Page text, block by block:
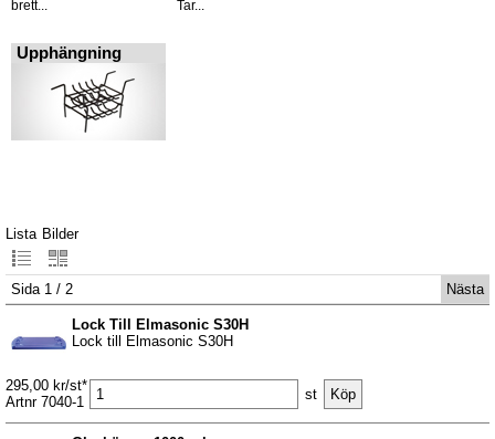
brett...
Tar...
Upphängning
Lista Bilder
Sida 1 / 2 Nästa
Lock Till Elmasonic S30H
Lock till Elmasonic S30H
295,00 kr/st*
Artnr 7040-1
st